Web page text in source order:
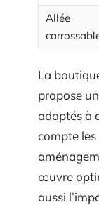
Allée
La
propose
adaptés à
compte
œuvre
aussi